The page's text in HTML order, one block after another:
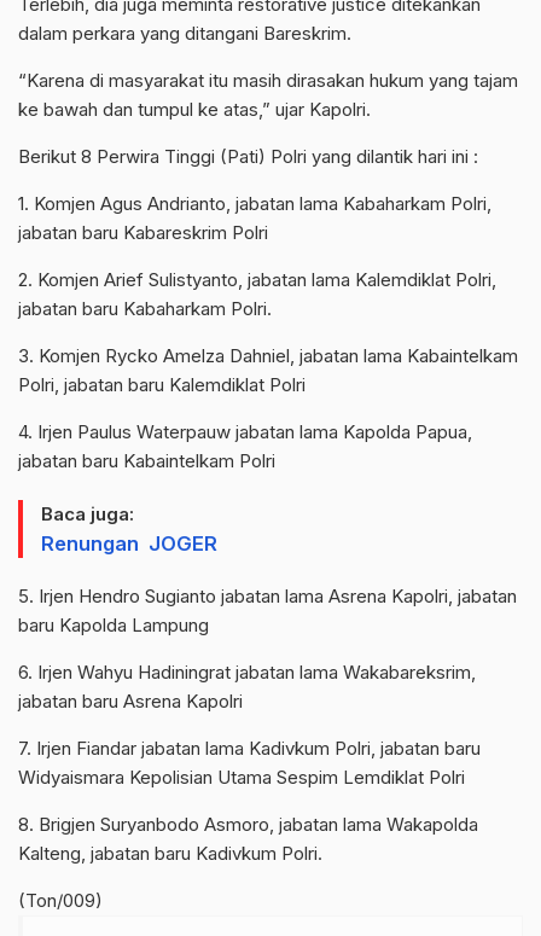
Terlebih, dia juga meminta restorative justice ditekankan
dalam perkara yang ditangani Bareskrim.
“Karena di masyarakat itu masih dirasakan hukum yang tajam
ke bawah dan tumpul ke atas,” ujar Kapolri.
Berikut 8 Perwira Tinggi (Pati) Polri yang dilantik hari ini :
1. Komjen Agus Andrianto, jabatan lama Kabaharkam Polri,
jabatan baru Kabareskrim Polri
2. Komjen Arief Sulistyanto, jabatan lama Kalemdiklat Polri,
jabatan baru Kabaharkam Polri.
3. Komjen Rycko Amelza Dahniel, jabatan lama Kabaintelkam
Polri, jabatan baru Kalemdiklat Polri
4. Irjen Paulus Waterpauw jabatan lama Kapolda Papua,
jabatan baru Kabaintelkam Polri
Baca juga:
Renungan JOGER
5. Irjen Hendro Sugianto jabatan lama Asrena Kapolri, jabatan
baru Kapolda Lampung
6. Irjen Wahyu Hadiningrat jabatan lama Wakabareksrim,
jabatan baru Asrena Kapolri
7. Irjen Fiandar jabatan lama Kadivkum Polri, jabatan baru
Widyaismara Kepolisian Utama Sespim Lemdiklat Polri
8. Brigjen Suryanbodo Asmoro, jabatan lama Wakapolda
Kalteng, jabatan baru Kadivkum Polri.
(Ton/009)